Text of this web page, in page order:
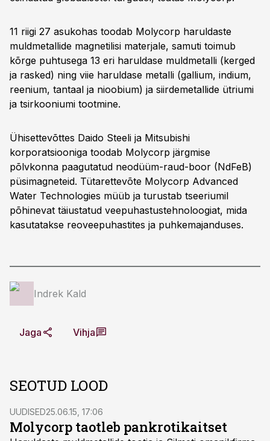
11 riigi 27 asukohas toodab Molycorp haruldaste
muldmetallide magnetilisi materjale, samuti toimub
kõrge puhtusega 13 eri haruldase muldmetalli (kerged
ja rasked) ning viie haruldase metalli (gallium, indium,
reenium, tantaal ja nioobium) ja siirdemetallide ütriumi
ja tsirkooniumi tootmine.
Ühisettevõttes Daido Steeli ja Mitsubishi
korporatsiooniga toodab Molycorp järgmise
põlvkonna paagutatud neodüüm-raud-boor (NdFeB)
püsimagneteid. Tütarettevõte Molycorp Advanced
Water Technologies müüb ja turustab tseeriumil
põhinevat täiustatud veepuhastustehnoloogiat, mida
kasutatakse reoveepuhastites ja puhkemajanduses.
Indrek Kald
Jaga Vihja
SEOTUD LOOD
UUDISED25.06.15, 17:06
Molycorp taotleb pankrotikaitset